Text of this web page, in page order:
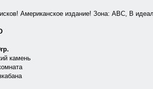
Американское издание! Зона: АВС, В
камень